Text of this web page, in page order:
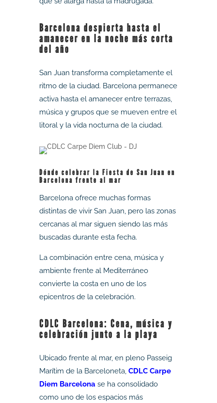
Barcelona despierta hasta el
amanecer en la noche más corta
del año
San Juan transforma completamente el
ritmo de la ciudad. Barcelona permanece
activa hasta el amanecer entre terrazas,
música y grupos que se mueven entre el
litoral y la vida nocturna de la ciudad.
Dónde celebrar la Fiesta de San Juan en
Barcelona frente al mar
Barcelona ofrece muchas formas
distintas de vivir San Juan, pero las zonas
cercanas al mar siguen siendo las más
buscadas durante esta fecha.
La combinación entre cena, música y
ambiente frente al Mediterráneo
convierte la costa en uno de los
epicentros de la celebración.
CDLC Barcelona: Cena, música y
celebración junto a la playa
Ubicado frente al mar, en pleno Passeig
Marítim de la Barceloneta, CDLC Carpe
Diem Barcelonase ha consolidado
como uno de los espacios más